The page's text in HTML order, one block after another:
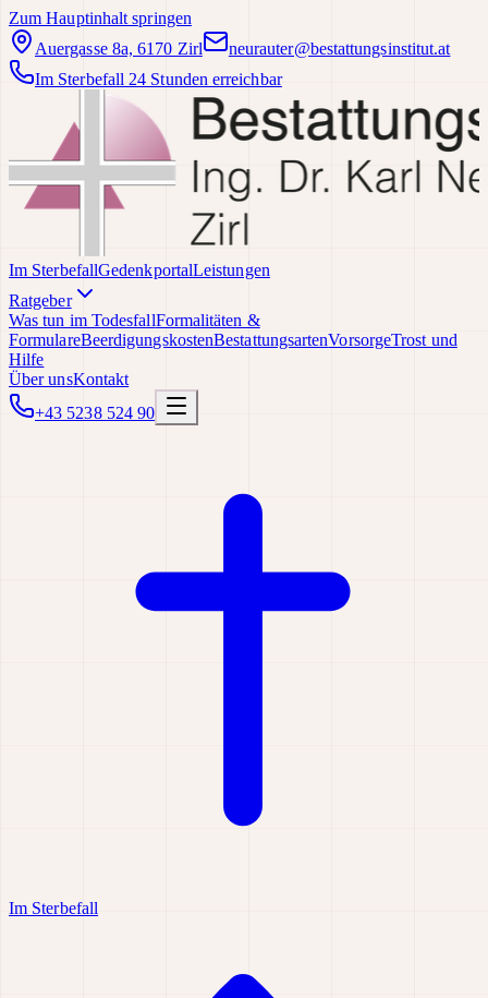
Zum Hauptinhalt springen
Auergasse 8a, 6170 Zirl
neurauter@bestattungsinstitut.at
Im Sterbefall 24 Stunden erreichbar
Im SterbefallGedenkportalLeistungen
Ratgeber
Was tun im TodesfallFormalitäten &
FormulareBeerdigungskostenBestattungsartenVorsorgeTrost und
Hilfe
Über unsKontakt
+43 5238 524 90
Im Sterbefall